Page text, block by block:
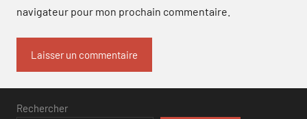
navigateur pour mon prochain commentaire.
Rechercher